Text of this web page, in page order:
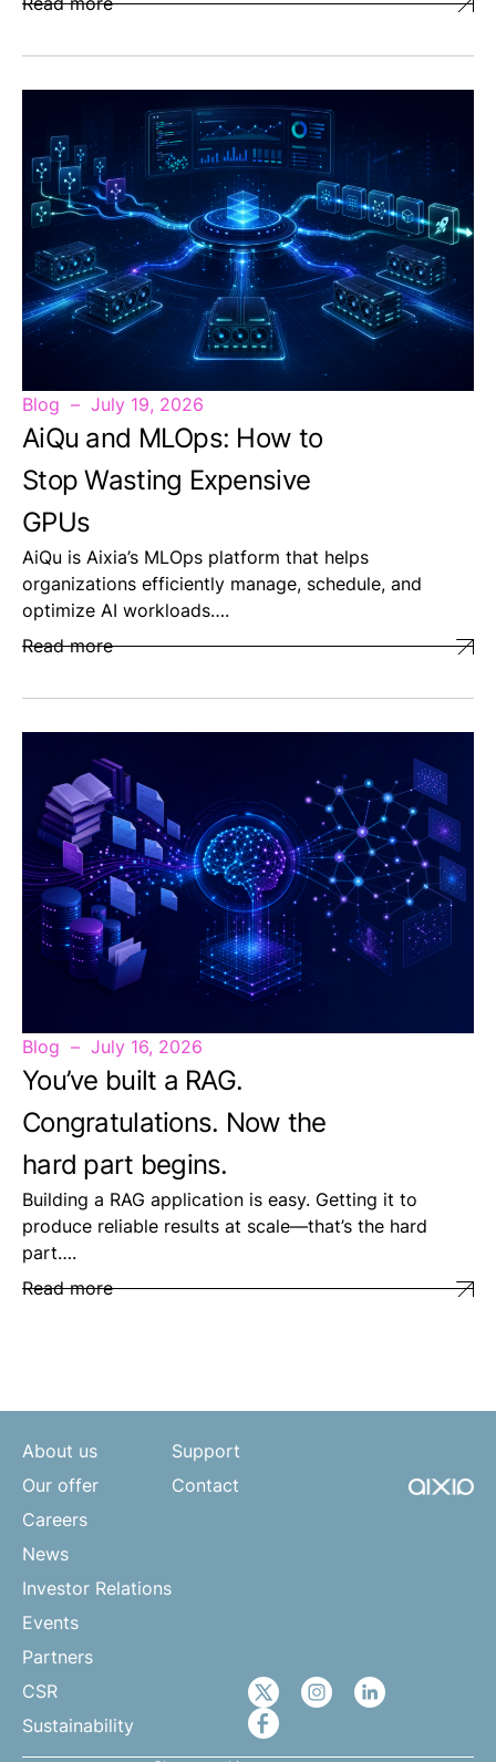
Blog July 19, 2026
AiQu and MLOps: How to
Stop Wasting Expensive
GPUs
AiQu is Aixia’s MLOps platform that helps
organizations efficiently manage, schedule, and
optimize AI workloads….
Read more
Blog July 16, 2026
You’ve built a RAG.
Congratulations. Now the
hard part begins.
Building a RAG application is easy. Getting it to
produce reliable results at scale—that’s the hard
part….
Read more
About us
Our offer
Careers
News
Investor Relations
Events
Partners
CSR
Sustainability
Support
Contact